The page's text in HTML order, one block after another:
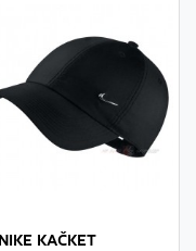
NIKE KAČKET